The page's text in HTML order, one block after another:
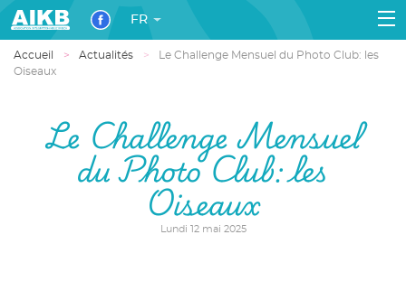
FR
Accueil Actualités
Le Challenge Mensuel du Photo Club: les
Oiseaux
Le Challenge Mensuel
du Photo Club: les
Oiseaux
Lundi 12 mai 2025